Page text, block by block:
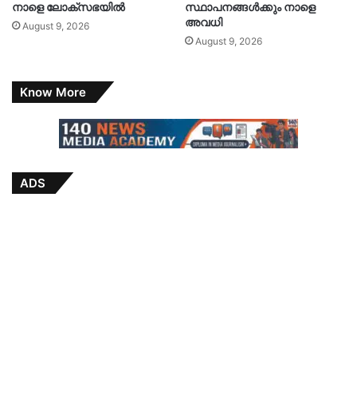
നാളെ ലോക്സഭയിൽ
August 9, 2026
സ്ഥാപനങ്ങൾക്കും നാളെ
അവധി
August 9, 2026
Know More
ADS